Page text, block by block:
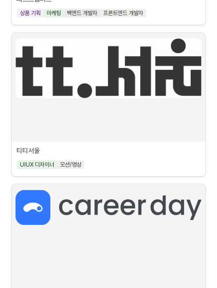
상품 기획 마케팅 백엔드 개발자 프론트엔드 개발자
티티서울
UIUX 디자이너 모션/영상